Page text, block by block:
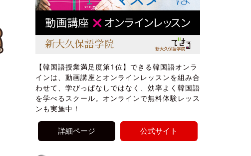
【韓国語授業満足度第1位】できる韓国語オンラ
インは、動画講座とオンラインレッスンを組み合
わせて、学びっぱなしではなく、効率よく韓国語
を学べるスクール。オンラインで無料体験レッス
ンも実施中！
詳細ページ 公式サイト